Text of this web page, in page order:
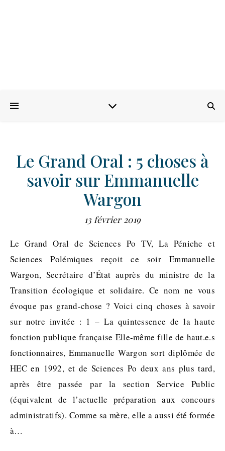
Le Grand Oral : 5 choses à
savoir sur Emmanuelle
Wargon
13 février 2019
Le Grand Oral de Sciences Po TV, La Péniche et
Sciences Polémiques reçoit ce soir Emmanuelle
Wargon, Secrétaire d’État auprès du ministre de la
Transition écologique et solidaire. Ce nom ne vous
évoque pas grand-chose ? Voici cinq choses à savoir
sur notre invitée : 1 – La quintessence de la haute
fonction publique française Elle-même fille de haut.e.s
fonctionnaires, Emmanuelle Wargon sort diplômée de
HEC en 1992, et de Sciences Po deux ans plus tard,
après être passée par la section Service Public
(équivalent de l’actuelle préparation aux concours
administratifs). Comme sa mère, elle a aussi été formée
à…